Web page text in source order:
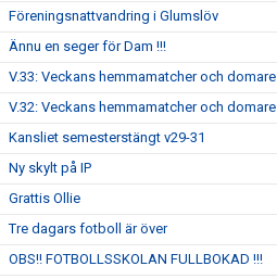
Föreningsnattvandring i Glumslöv
Ännu en seger för Dam !!!
V.33: Veckans hemmamatcher och domare
V.32: Veckans hemmamatcher och domare
Kansliet semesterstängt v29-31
Ny skylt på IP
Grattis Ollie
Tre dagars fotboll är över
OBS!! FOTBOLLSSKOLAN FULLBOKAD !!!